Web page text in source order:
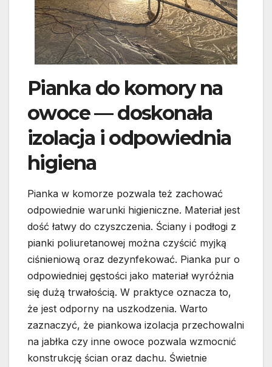
Pianka do komory na
owoce — doskonała
izolacja i odpowiednia
higiena
Pianka w komorze pozwala też zachować
odpowiednie warunki higieniczne. Materiał jest
dość łatwy do czyszczenia. Ściany i podłogi z
pianki poliuretanowej można czyścić myjką
ciśnieniową oraz dezynfekować. Pianka pur o
odpowiedniej gęstości jako materiał wyróżnia
się dużą trwałością. W praktyce oznacza to,
że jest odporny na uszkodzenia. Warto
zaznaczyć, że piankowa izolacja przechowalni
na jabłka czy inne owoce pozwala wzmocnić
konstrukcję ścian oraz dachu. Świetnie